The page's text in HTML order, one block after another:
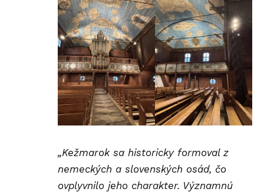
„Kežmarok sa historicky formoval z
nemeckých a slovenských osád, čo
ovplyvnilo jeho charakter. Významnú